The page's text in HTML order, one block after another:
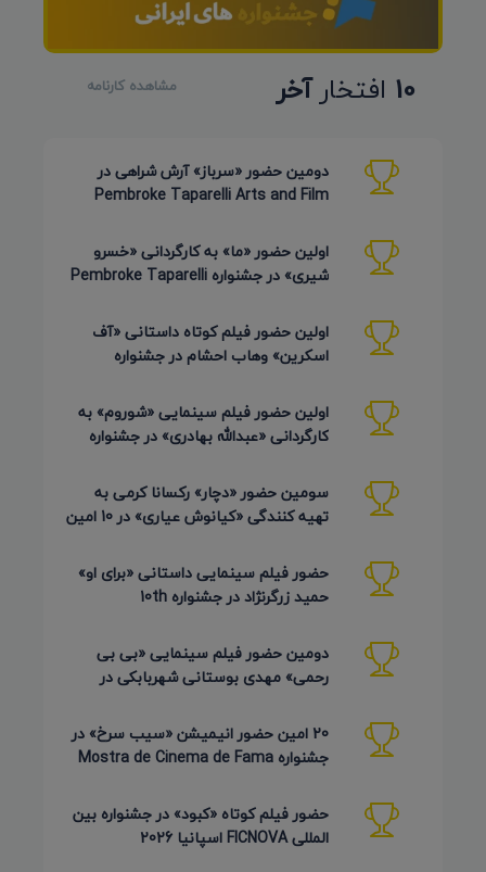
10 افتخارآخر مشاهده کارنامه
دومین حضور «سرباز» آرش شراهی در
Pembroke Taparelli Arts and Film
اولین حضور «ما» به کارگردانی «خسرو
شیری» در جشنواره Pembroke Taparelli
اولین حضور فیلم کوتاه داستانی «آف
اسکرین» وهاب احشام در جشنواره
اولین حضور فیلم سینمایی «شوروم» به
کارگردانی «عبدالله بهادری» در جشنواره
سومین حضور «دچار» رکسانا کرمی به
تهیه کنندگی «کیانوش عیاری» در 10 امین
حضور فیلم سینمایی داستانی «برای او»
حمید زرگرنژاد در جشنواره 10th
دومین حضور فیلم سینمایی «بی بی
رحمی» مهدی بوستانی شهربابکی در
20 امین حضور انیمیشن «سیب سرخ» در
جشنواره Mostra de Cinema de Fama
حضور فیلم کوتاه «کبود» در جشنواره بین
المللی FICNOVA اسپانیا 2026